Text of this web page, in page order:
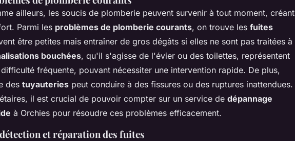
ailleurs, les soucis de plomberie peuvent survenir à tout moment, créant
Parmi les problèmes de plomberie courants, on trouve les fuites
être petites mais entraîner de gros dégâts si elles ne sont pas traitées à
bouchées, qu'il s'agisse de l'évier ou des toilettes, représentent
fréquente, pouvant nécessiter une intervention rapide. De plus,
des tuyauteries peut conduire à des fissures ou des ruptures inattendues.
il est crucial de pouvoir compter sur un service de dépannage
à Orchies pour résoudre ces problèmes efficacement.
et réparation des fuites